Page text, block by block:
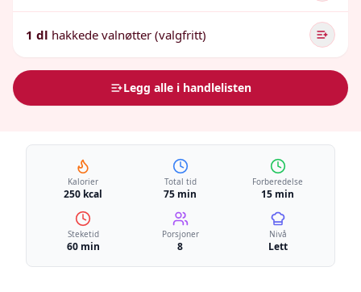
1 dl hakkede valnøtter (valgfritt)
Legg alle i handlelisten
Kalorier
250 kcal
Total tid
75 min
Forberedelse
15 min
Steketid
60 min
Porsjoner
8
Nivå
Lett